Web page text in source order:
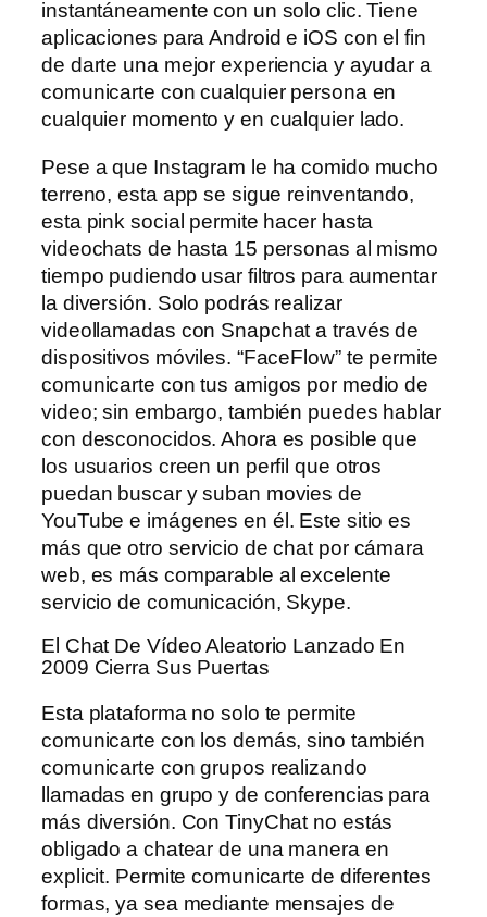
instantáneamente con un solo clic. Tiene
aplicaciones para Android e iOS con el fin
de darte una mejor experiencia y ayudar a
comunicarte con cualquier persona en
cualquier momento y en cualquier lado.
Pese a que Instagram le ha comido mucho
terreno, esta app se sigue reinventando,
esta pink social permite hacer hasta
videochats de hasta 15 personas al mismo
tiempo pudiendo usar filtros para aumentar
la diversión. Solo podrás realizar
videollamadas con Snapchat a través de
dispositivos móviles. “FaceFlow” te permite
comunicarte con tus amigos por medio de
video; sin embargo, también puedes hablar
con desconocidos. Ahora es posible que
los usuarios creen un perfil que otros
puedan buscar y suban movies de
YouTube e imágenes en él. Este sitio es
más que otro servicio de chat por cámara
web, es más comparable al excelente
servicio de comunicación, Skype.
El Chat De Vídeo Aleatorio Lanzado En
2009 Cierra Sus Puertas
Esta plataforma no solo te permite
comunicarte con los demás, sino también
comunicarte con grupos realizando
llamadas en grupo y de conferencias para
más diversión. Con TinyChat no estás
obligado a chatear de una manera en
explicit. Permite comunicarte de diferentes
formas, ya sea mediante mensajes de